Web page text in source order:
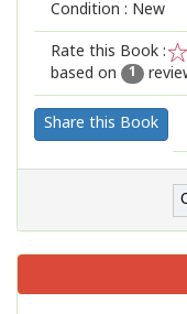
Condition : New
Rate this Book :
1
based on
1
Share this Book